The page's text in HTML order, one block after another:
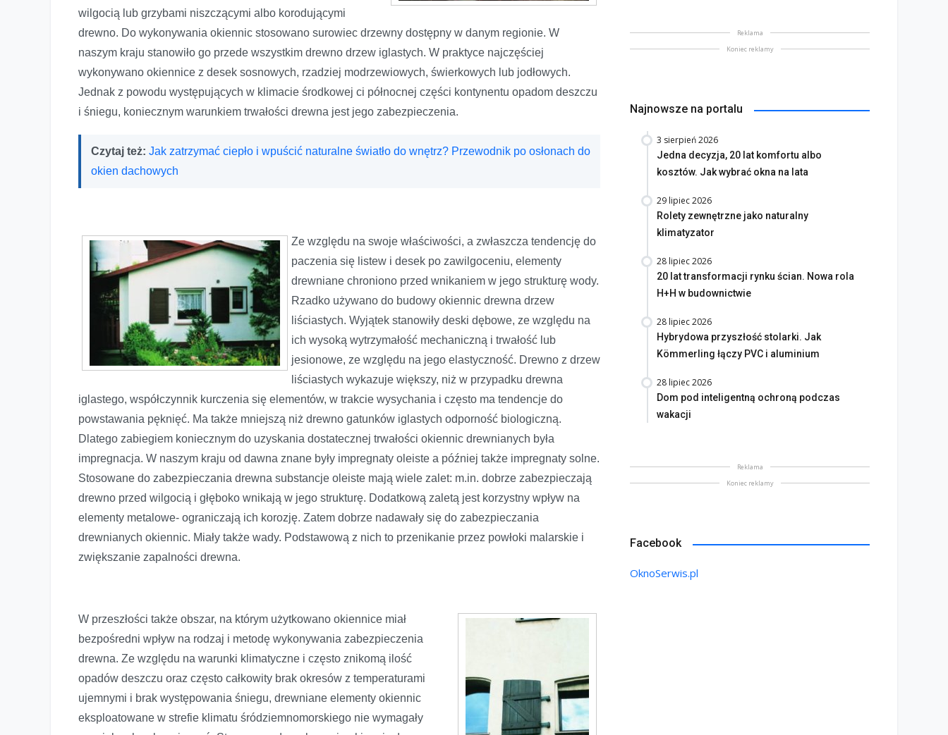
wilgocią lub grzybami niszczącymi albo korodującymi
drewno. Do wykonywania okiennic stosowano surowiec drzewny dostępny w danym regionie. W
naszym kraju stanowiło go przede wszystkim drewno drzew iglastych. W praktyce najczęściej
wykonywano okiennice z desek sosnowych, rzadziej modrzewiowych, świerkowych lub jodłowych.
Jednak z powodu występujących w klimacie środkowej ci północnej części kontynentu opadom deszczu
i śniegu, koniecznym warunkiem trwałości drewna jest jego zabezpieczenia.
Czytaj też: Jak zatrzymać ciepło i wpuścić naturalne światło do wnętrz? Przewodnik po osłonach do
okien dachowych
Ze względu na swoje właściwości, a zwłaszcza tendencję do
paczenia się listew i desek po zawilgoceniu, elementy
drewniane chroniono przed wnikaniem w jego strukturę wody.
Rzadko używano do budowy okiennic drewna drzew
liściastych. Wyjątek stanowiły deski dębowe, ze względu na
ich wysoką wytrzymałość mechaniczną i trwałość lub
jesionowe, ze względu na jego elastyczność. Drewno z drzew
liściastych wykazuje większy, niż w przypadku drewna
iglastego, współczynnik kurczenia się elementów, w trakcie wysychania i często ma tendencje do
powstawania pęknięć. Ma także mniejszą niż drewno gatunków iglastych odporność biologiczną.
Dlatego zabiegiem koniecznym do uzyskania dostatecznej trwałości okiennic drewnianych była
impregnacja. W naszym kraju od dawna znane były impregnaty oleiste a później także impregnaty solne.
Stosowane do zabezpieczania drewna substancje oleiste mają wiele zalet: m.in. dobrze zabezpieczają
drewno przed wilgocią i głęboko wnikają w jego strukturę. Dodatkową zaletą jest korzystny wpływ na
elementy metalowe- ograniczają ich korozję. Zatem dobrze nadawały się do zabezpieczania
drewnianych okiennic. Miały także wady. Podstawową z nich to przenikanie przez powłoki malarskie i
zwiększanie zapalności drewna.
W przeszłości także obszar, na którym użytkowano okiennice miał
bezpośredni wpływ na rodzaj i metodę wykonywania zabezpieczenia
drewna. Ze względu na warunki klimatyczne i często znikomą ilość
opadów deszczu oraz często całkowity brak okresów z temperaturami
ujemnymi i brak występowania śniegu, drewniane elementy okiennic
eksploatowane w strefie klimatu śródziemnomorskiego nie wymagały
Reklama
Koniec reklamy
Najnowsze na portalu
3 sierpień 2026
Jedna decyzja, 20 lat komfortu albo
kosztów. Jak wybrać okna na lata
29 lipiec 2026
Rolety zewnętrzne jako naturalny
klimatyzator
28 lipiec 2026
20 lat transformacji rynku ścian. Nowa rola
H+H w budownictwie
28 lipiec 2026
Hybrydowa przyszłość stolarki. Jak
Kömmerling łączy PVC i aluminium
28 lipiec 2026
Dom pod inteligentną ochroną podczas
wakacji
Reklama
Koniec reklamy
Facebook
OknoSerwis.pl